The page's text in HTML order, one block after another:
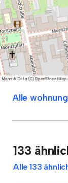
Alle
133
Alle 133